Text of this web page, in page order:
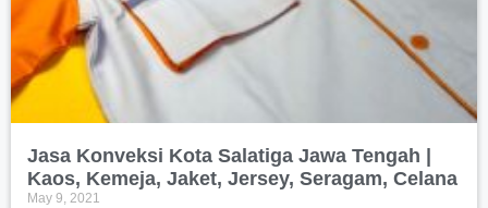
Jasa Konveksi Kota Salatiga Jawa Tengah |
Kaos, Kemeja, Jaket, Jersey, Seragam, Celana
May 9, 2021